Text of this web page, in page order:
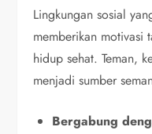
Lingkungan sosial
memberikan motivasi
hidup sehat. Teman,
menjadi sumber
Bergabung